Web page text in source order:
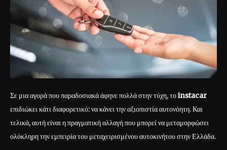
Σε μια αγορά που παραδοσιακά άφηνε πολλά στην τύχη, τοinstacar
επιδιώκει κάτι διαφορετικό: να κάνει την αξιοπιστία αυτονόητη. Και
τελικά, αυτή είναι η πραγματική αλλαγή που μπορεί να μεταμορφώσει
ολόκληρη την εμπειρία του μεταχειρισμένου αυτοκινήτου στην Ελλάδα.